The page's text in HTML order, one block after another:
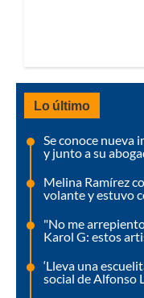
Lo último
Se conoce nueva
y junto a su
Melina Ramírez
volante y estuvo
"No me
Karol G: estos
‘Lleva una
social de Alfonso